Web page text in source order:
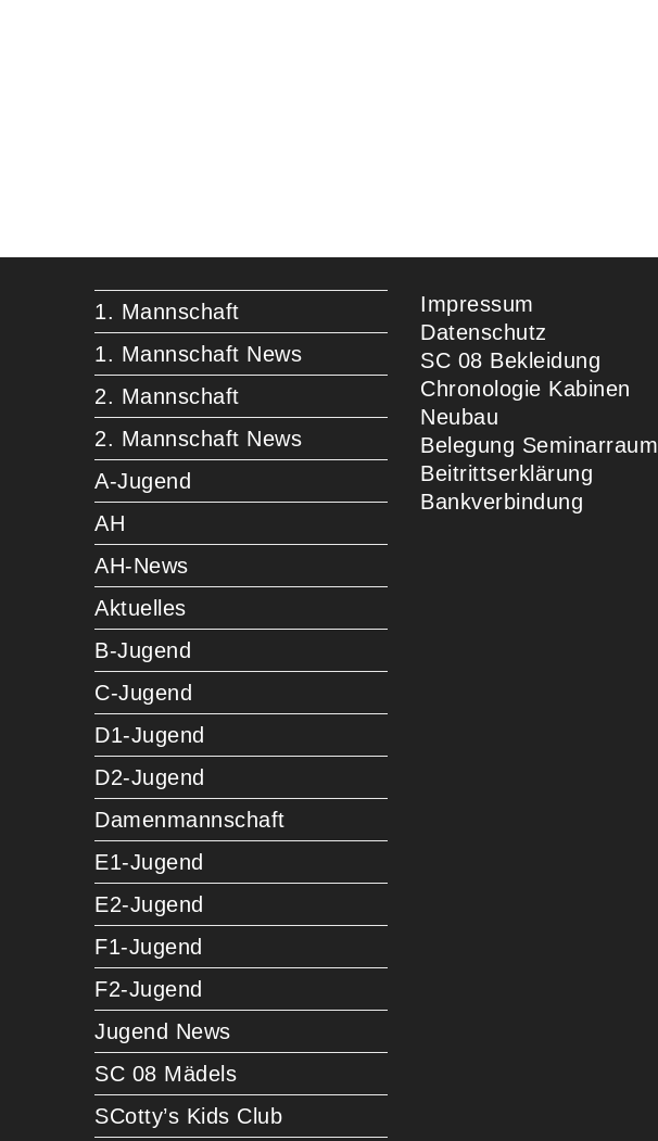
1. Mannschaft
1. Mannschaft News
2. Mannschaft
2. Mannschaft News
A-Jugend
AH
AH-News
Aktuelles
B-Jugend
C-Jugend
D1-Jugend
D2-Jugend
Damenmannschaft
E1-Jugend
E2-Jugend
F1-Jugend
F2-Jugend
Jugend News
SC 08 Mädels
SCotty’s Kids Club
Impressum
Datenschutz
SC 08 Bekleidung
Chronologie Kabinen
Neubau
Belegung Seminarraum
Beitrittserklärung
Bankverbindung